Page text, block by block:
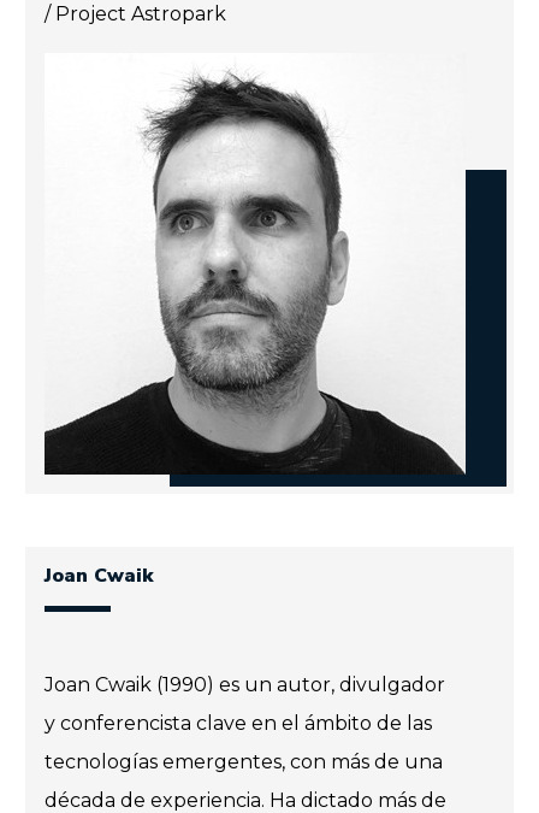
/ Project Astropark
Joan Cwaik
Joan Cwaik (1990) es un autor, divulgador
y conferencista clave en el ámbito de las
tecnologías emergentes, con más de una
década de experiencia. Ha dictado más de